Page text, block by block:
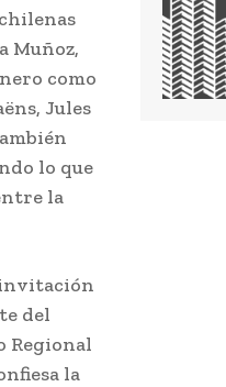
Muñoz,
como
Jules
lo que
la
invitación
del
Regional
la